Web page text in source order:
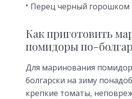
Перец черный
Как приготовить
помидоры по-
Для маринования
болгарски на зиму
крепкие томаты,